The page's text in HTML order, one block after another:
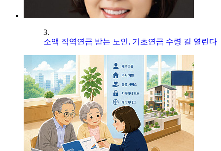
3.
소액 직역연금 받는 노인, 기초연금 수령 길 열린다